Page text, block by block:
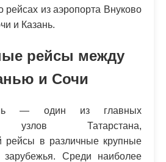
рейсах из аэропорта Внуково
и Казань.
рейсы между
и Сочи
— один из главных
узлов Татарстана,
рейсы в различные крупные
Среди наиболее